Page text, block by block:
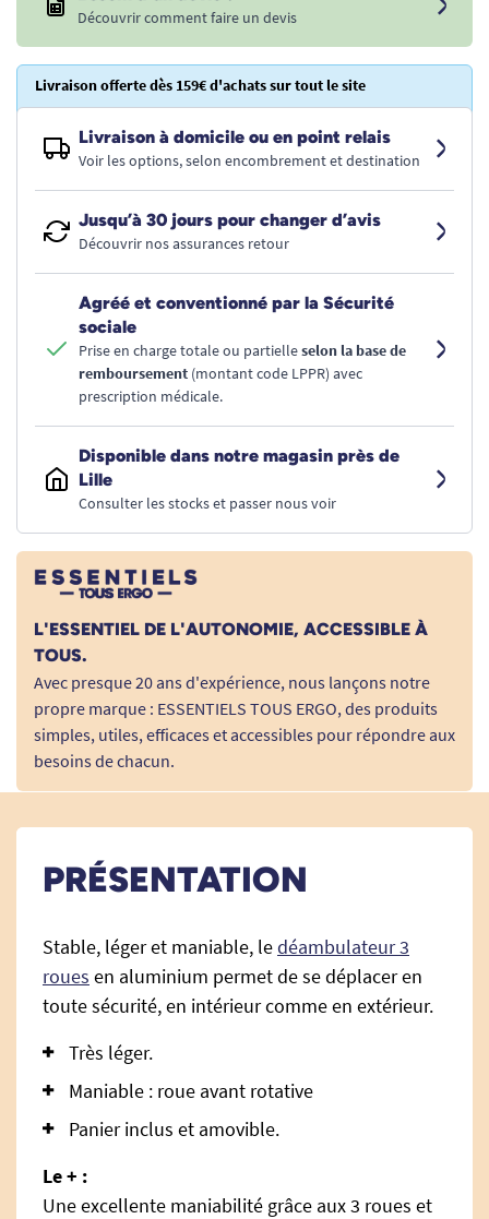
Découvrir comment faire un devis
Livraison offerte dès 159€ d'achats sur tout le site
Livraison à domicile ou en point relais
Voir les options, selon encombrement et destination
Jusqu’à 30 jours pour changer d’avis
Découvrir nos assurances retour
Agréé et conventionné par la Sécurité
sociale
Prise en charge totale ou partielleselon la base de
remboursement (montant code LPPR) avec
prescription médicale.
Disponible dans notre magasin près de
Lille
Consulter les stocks et passer nous voir
L'ESSENTIEL DE L'AUTONOMIE, ACCESSIBLE À
TOUS.
Avec presque 20 ans d'expérience, nous lançons notre
propre marque : ESSENTIELS TOUS ERGO, des produits
simples, utiles, efficaces et accessibles pour répondre aux
besoins de chacun.
PRÉSENTATION
Stable, léger et maniable, ledéambulateur 3
roues en aluminium permet de se déplacer en
toute sécurité, en intérieur comme en extérieur.
Très léger.
Maniable : roue avant rotative
Panier inclus et amovible.
Le + :
Une excellente maniabilité grâce aux 3 roues et